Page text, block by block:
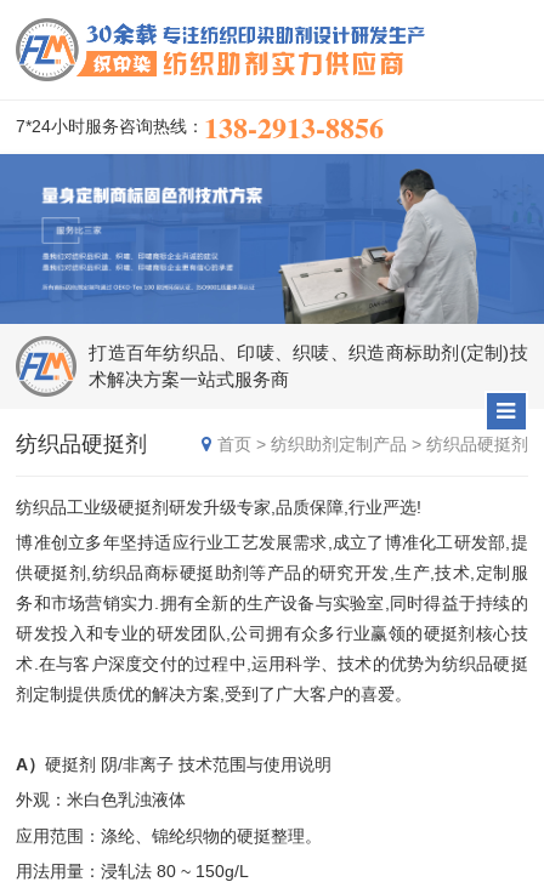
7*24小时服务咨询热线： 138-2913-8856
打造百年纺织品、印唛、织唛、织造商标助剂(定制)技
术解决方案一站式服务商
纺织品硬挺剂 首页> 纺织助剂定制产品 > 纺织品硬挺剂
纺织品工业级硬挺剂研发升级专家,品质保障,行业严选!
博准创立多年坚持适应行业工艺发展需求,成立了博准化工研发部,提
供硬挺剂,纺织品商标硬挺助剂等产品的研究开发,生产,技术,定制服
务和市场营销实力.拥有全新的生产设备与实验室,同时得益于持续的
研发投入和专业的研发团队,公司拥有众多行业赢领的硬挺剂核心技
术.在与客户深度交付的过程中,运用科学、技术的优势为纺织品硬挺
剂定制提供质优的解决方案,受到了广大客户的喜爱。
A）硬挺剂 阴/非离子 技术范围与使用说明
外观：米白色乳浊液体
应用范围：涤纶、锦纶织物的硬挺整理。
用法用量：浸轧法 80 ~ 150g/L